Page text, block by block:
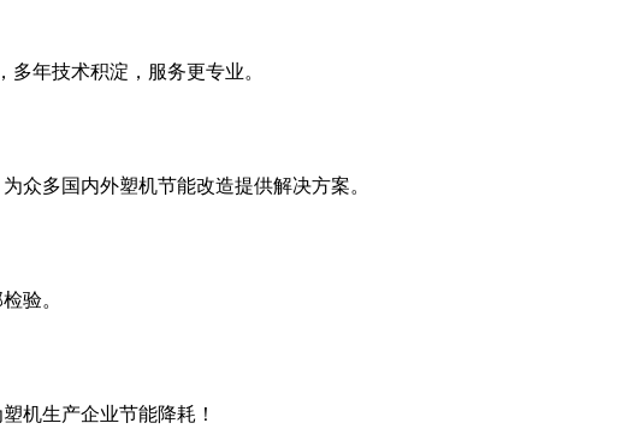
年技术积淀，服务更专业。
众多国内外塑机节能改造提供解决方案。
验。
机生产企业节能降耗！